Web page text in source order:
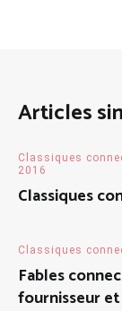
Articles
Classiques
2016
Classiques
Classiques
Fables
fournisseur